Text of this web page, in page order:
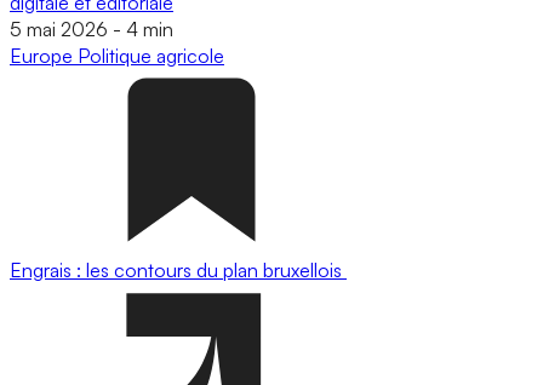
5 mai 2026 - 4 min
Europe Politique agricole
Engrais : les contours du plan bruxellois